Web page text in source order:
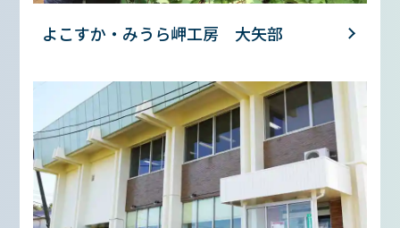
よこすか・みうら岬工房 大矢部